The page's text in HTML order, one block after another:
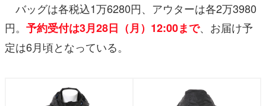
バッグは各税込1万6280円、アウターは各2万3980
円。 予約受付は3月28日（月）12:00まで、お届け予
定は6月頃となっている。